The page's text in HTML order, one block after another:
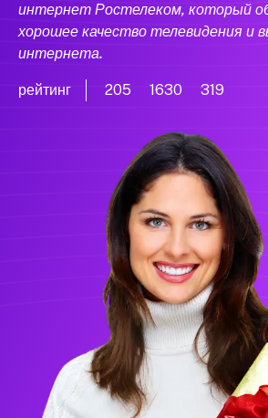
интернет Ростелеком, который
хорошее качество телевидения и
интернета.
рейтинг 205 1630 319